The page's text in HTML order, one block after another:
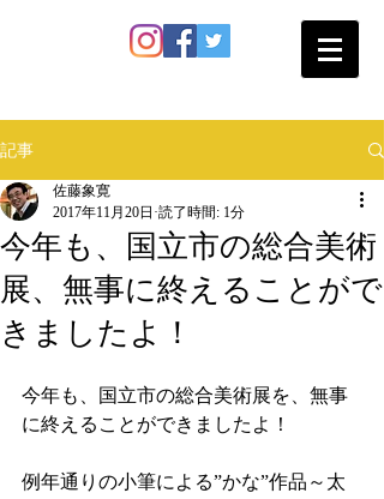
記事
今年も、国立市の総合美術
展、無事に終えることがで
きましたよ！
佐藤象寛
2017年11月20日 読了時間: 1分
今年も、国立市の総合美術展を、無事
に終えることができましたよ！
例年通りの小筆による”かな”作品～太